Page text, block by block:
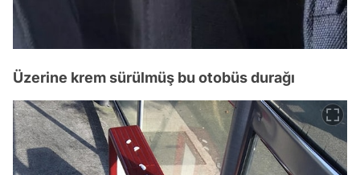
Üzerine krem sürülmüş bu otobüs durağı